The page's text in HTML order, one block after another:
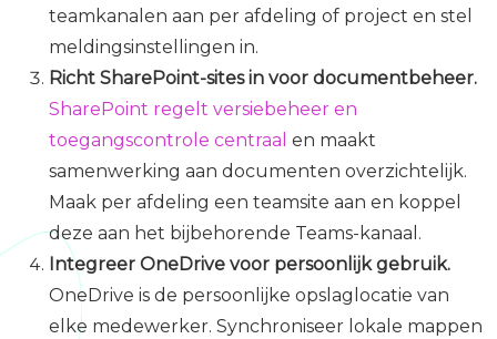
teamkanalen aan per afdeling of project en stel
meldingsinstellingen in.
Richt SharePoint-sites in voor documentbeheer.
SharePoint regelt versiebeheer en
toegangscontrole centraal en maakt
samenwerking aan documenten overzichtelijk.
Maak per afdeling een teamsite aan en koppel
deze aan het bijbehorende Teams-kanaal.
Integreer OneDrive voor persoonlijk gebruik.
OneDrive is de persoonlijke opslaglocatie van
elke medewerker. Synchroniseer lokale mappen